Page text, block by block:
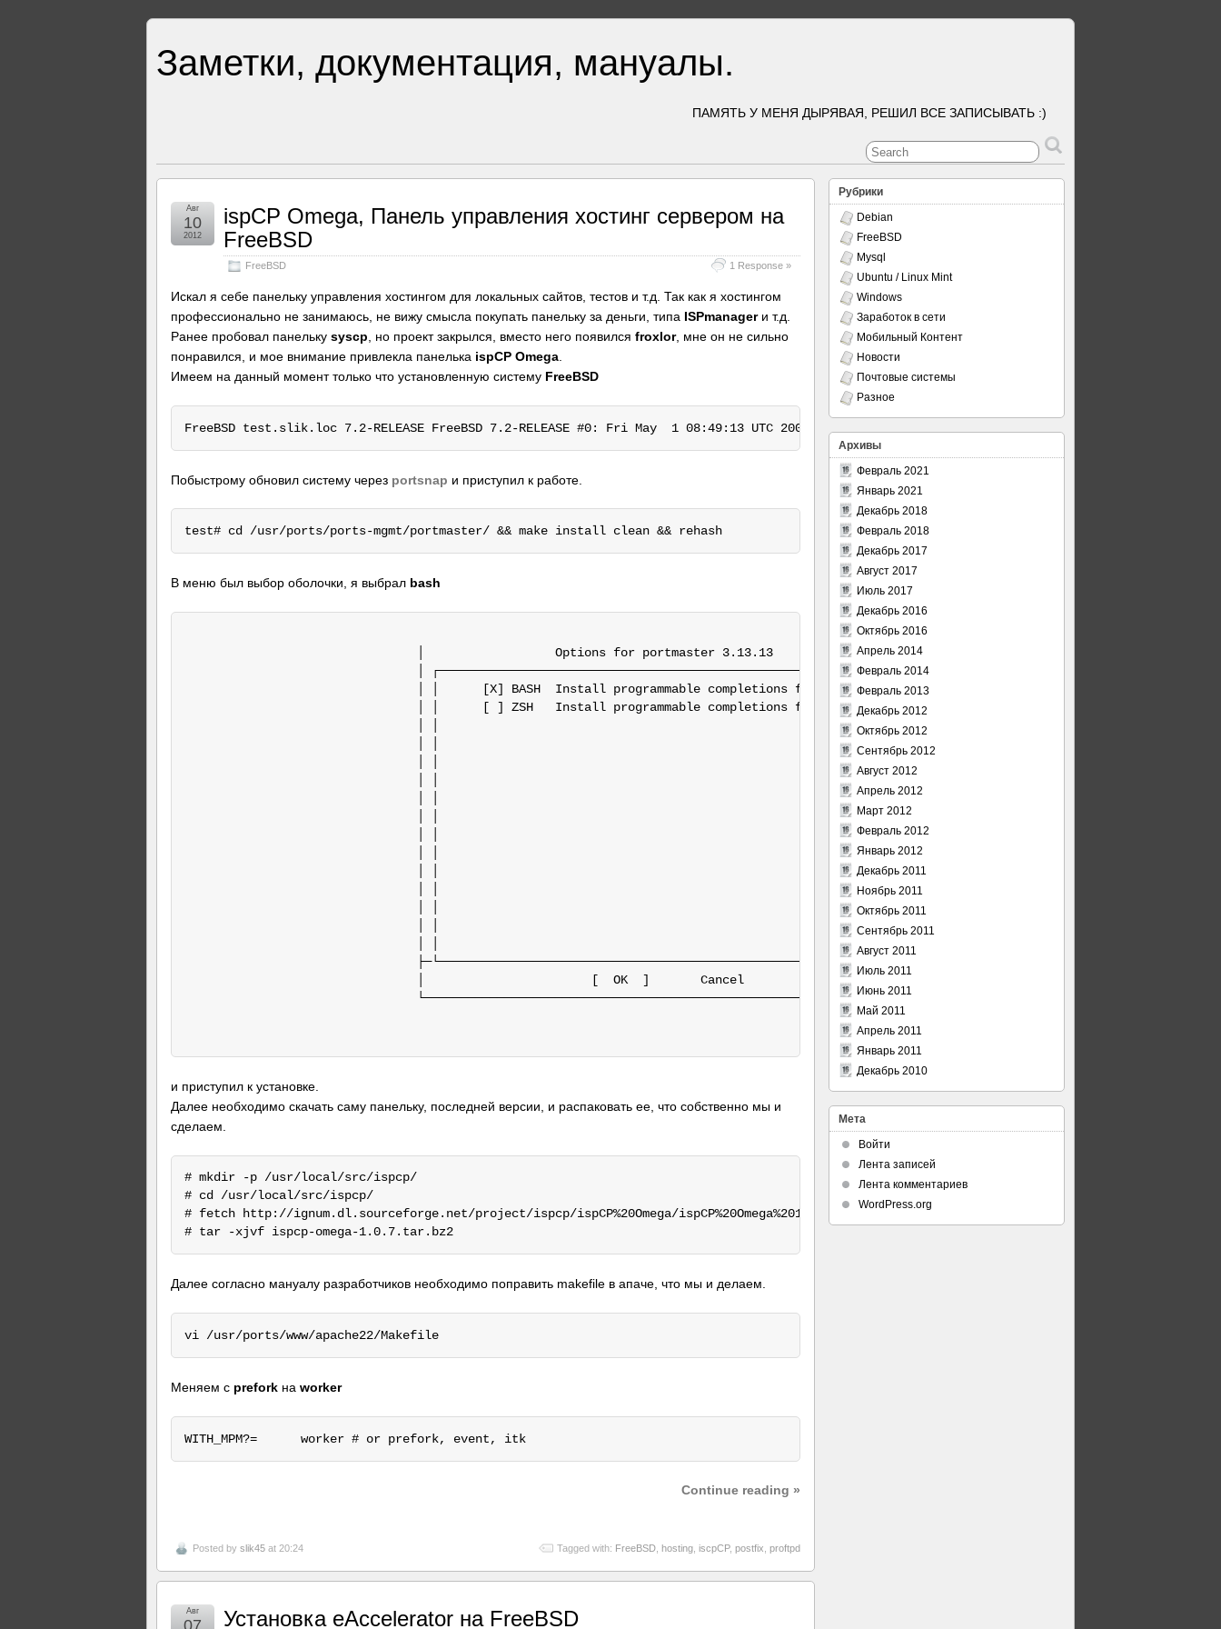
Заметки, документация, мануалы.
ПАМЯТЬ У МЕНЯ ДЫРЯВАЯ, РЕШИЛ ВСЕ ЗАПИСЫВАТЬ :)
ispCP Omega, Панель управления хостинг сервером на
FreeBSD
FreeBSD 1 Response »
Авг
10
2012
Искал я себе панельку управления хостингом для локальных сайтов, тестов и т.д. Так как я хостингом
профессионально не занимаюсь, не вижу смысла покупать панельку за деньги, типа ISPmanagerи т.д.
Ранее пробовал панельку syscp , но проект закрылся, вместо него появился froxlor, мне он не сильно
понравился, и мое внимание привлекла панелька ispCP Omega
Имеем на данный момент только что установленную систему FreeBSD
Побыстрому обновил систему через portsnap и приступил к работе.
test# cd /usr/ports/ports-mgmt/portmaster/ && make install clean && rehash
В меню был выбор оболочки, я выбрал bash
                                │                  Options for portmaster 3.13.13                    │
                                │ ┌────────────────────────────────────────────────────────────────┐ │
                                │ │      [X] BASH  Install programmable completions for Bash       │ │
                                │ │      [ ] ZSH   Install programmable completions for zsh        │ │
                                │ │                                                                │ │
                                │ │                                                                │ │
                                │ │                                                                │ │
                                │ │                                                                │ │
                                │ │                                                                │ │
                                │ │                                                                │ │
                                │ │                                                                │ │
                                │ │                                                                │ │
                                │ │                                                                │ │
                                │ │                                                                │ │
                                │ │                                                                │ │
                                │ │                                                                │ │
                                │ │                                                                │ │
                                ├─└────────────────────────────────────────────────────────────────┘─┤
                                │                       [  OK  ]       Cancel                        │
                                └────────────────────────────────────────────────────────────────────┘
и приступил к установке.
Далее необходимо скачать саму панельку, последней версии, и распаковать ее, что собственно мы и
сделаем.
# mkdir -p /usr/local/src/ispcp/
# cd /usr/local/src/ispcp/
# fetch http://ignum.dl.sourceforge.net/project/ispcp/ispCP%20Omega/ispCP%20Omega%201.0.7/ispcp-omega-1.0.7.tar.bz2
# tar -xjvf ispcp-omega-1.0.7.tar.bz2
Далее согласно мануалу разработчиков необходимо поправить makefile в апаче, что мы и делаем.
vi /usr/ports/www/apache22/Makefile
Меняем с prefork на worker
WITH_MPM?=      worker # or prefork, event, itk
Continue reading »
Posted by slik45 at 20:24 Tagged with: FreeBSD hosting iscpCP, postfix proftpd
Установка eAccelerator на FreeBSD
Авг
Рубрики
Debian
FreeBSD
Mysql
Ubuntu / Linux Mint
Windows
Заработок в сети
Мобильный Контент
Новости
Почтовые системы
Разное
Архивы
Февраль 2021
Январь 2021
Декабрь 2018
Февраль 2018
Декабрь 2017
Август 2017
Июль 2017
Декабрь 2016
Октябрь 2016
Апрель 2014
Февраль 2014
Февраль 2013
Декабрь 2012
Октябрь 2012
Сентябрь 2012
Август 2012
Апрель 2012
Март 2012
Февраль 2012
Январь 2012
Декабрь 2011
Ноябрь 2011
Октябрь 2011
Сентябрь 2011
Август 2011
Июль 2011
Июнь 2011
Май 2011
Апрель 2011
Январь 2011
Декабрь 2010
Мета
Войти
Лента записей
Лента комментариев
WordPress.org